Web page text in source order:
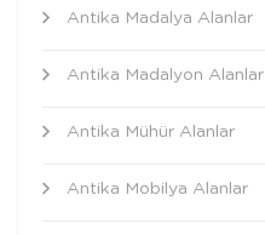
Antika Madalya Alanlar
Antika Madalyon Alanlar
Antika Mühür Alanlar
Antika Mobilya Alanlar